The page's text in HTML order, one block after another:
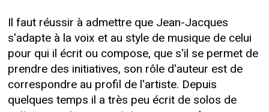
Il faut réussir à admettre que Jean-Jacques
s'adapte à la voix et au style de musique de celui
pour qui il écrit ou compose, que s'il se permet de
prendre des initiatives, son rôle d'auteur est de
correspondre au profil de l'artiste. Depuis
quelques temps il a très peu écrit de solos de